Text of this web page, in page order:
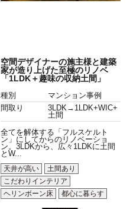
空間デザイナーの施主様と建築
家が造り上げた至極のリノベ
「1LDK＋趣味の収納土間」
種別
マンション事例
間取り
3LDK→1LDK+WIC+
土間
全てを解体する「フルスケルト
ン」にしてからのリノベーショ
ン。3LDKから、広々1LDKに土間
とW...
天井が高い
土間あり
こだわりインテリア
ヘリンボーン床
都心に暮らす